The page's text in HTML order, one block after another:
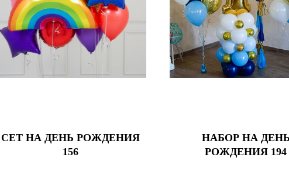
СЕТ НА ДЕНЬ РОЖДЕНИЯ
156
НАБОР НА
РОЖДЕНИЯ 194